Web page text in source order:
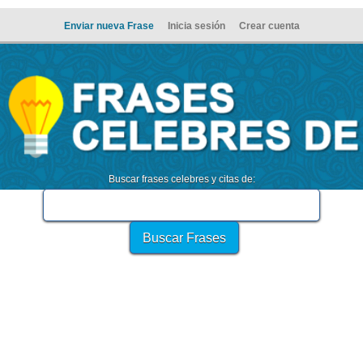
Enviar nueva Frase Inicia sesión Crear cuenta
Buscar frases celebres y citas de: